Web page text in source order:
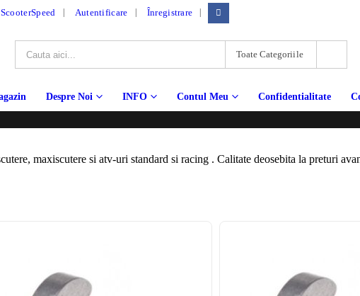
Autentificare Înregistrare
Toate Categoriile
Despre Noi INFO Contul Meu Confidentialitate
maxiscutere si atv-uri standard si racing . Calitate deosebita la preturi